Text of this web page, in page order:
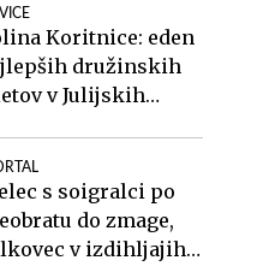
Koritnice: eden
družinskih
v Julijskih
s soigralci po
do zmage,
v izdihljajih